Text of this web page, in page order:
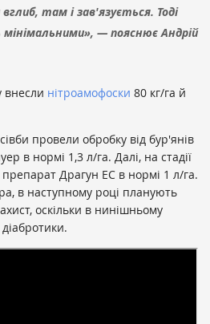
там і зав'язується. Тоді
— пояснює Андрій
внесли нітроамофоски 80 кг/га й
провели обробку від бур'янів
в нормі 1,3 л/га. Далі, на стадії
препарат Драгун ЕС в нормі 1 л/га.
в наступному році планують
оскільки в нинішньому